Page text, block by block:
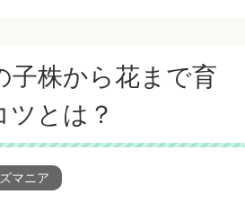
子株から花まで育
ツとは？
マニア